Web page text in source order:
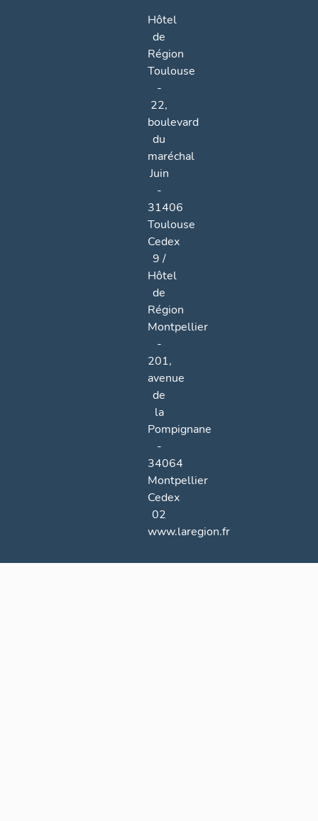
Hôtel
de
Région
Toulouse
-
22,
boulevard
du
maréchal
Juin
-
31406
Toulouse
Cedex
9 /
Hôtel
de
Région
Montpellier
-
201,
avenue
de
la
Pompignane
-
34064
Montpellier
Cedex
02
www.laregion.fr